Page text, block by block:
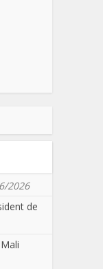
2026
de